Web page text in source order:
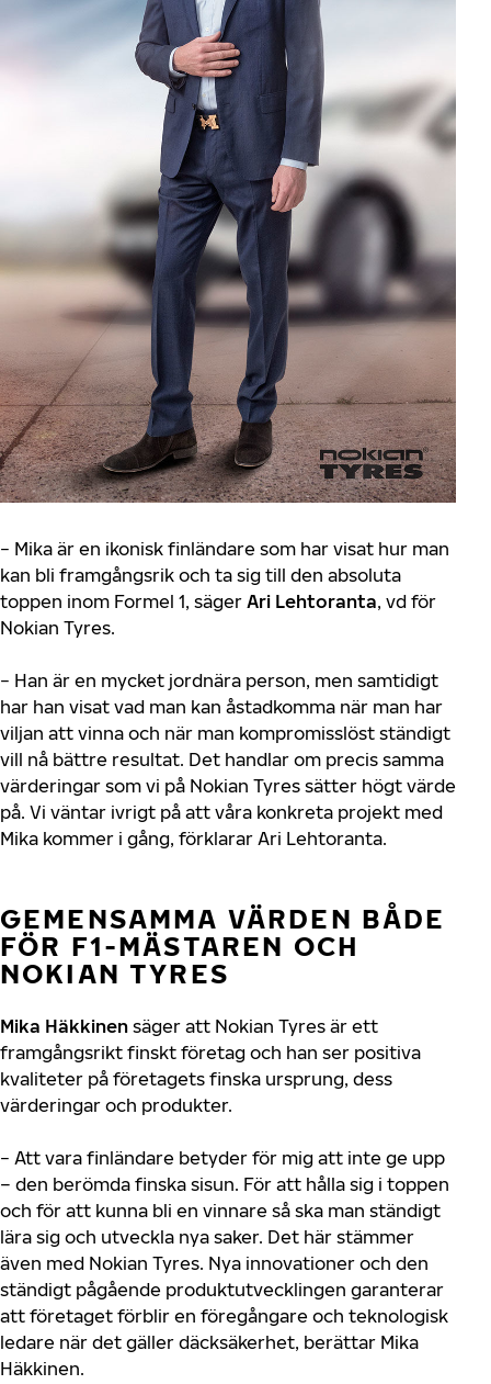
− Mika är en ikonisk finländare som har visat hur man
kan bli framgångsrik och ta sig till den absoluta
toppen inom Formel 1, säger Ari Lehtoranta, vd för
Nokian Tyres.
− Han är en mycket jordnära person, men samtidigt
har han visat vad man kan åstadkomma när man har
viljan att vinna och när man kompromisslöst ständigt
vill nå bättre resultat. Det handlar om precis samma
värderingar som vi på Nokian Tyres sätter högt värde
på. Vi väntar ivrigt på att våra konkreta projekt med
Mika kommer i gång, förklarar Ari Lehtoranta.
GEMENSAMMA VÄRDEN BÅDE
FÖR F1-MÄSTAREN OCH
NOKIAN TYRES
Mika Häkkinen säger att Nokian Tyres är ett
framgångsrikt finskt företag och han ser positiva
kvaliteter på företagets finska ursprung, dess
värderingar och produkter.
− Att vara finländare betyder för mig att inte ge upp
– den berömda finska sisun. För att hålla sig i toppen
och för att kunna bli en vinnare så ska man ständigt
lära sig och utveckla nya saker. Det här stämmer
även med Nokian Tyres. Nya innovationer och den
ständigt pågående produktutvecklingen garanterar
att företaget förblir en föregångare och teknologisk
ledare när det gäller däcksäkerhet, berättar Mika
Häkkinen.